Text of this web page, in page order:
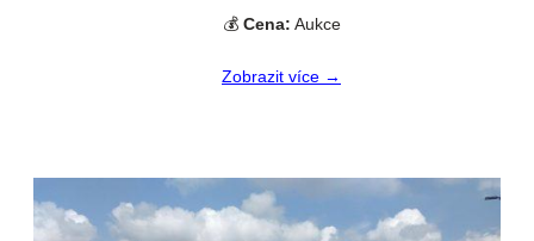
💰 Cena: Aukce
Zobrazit více →